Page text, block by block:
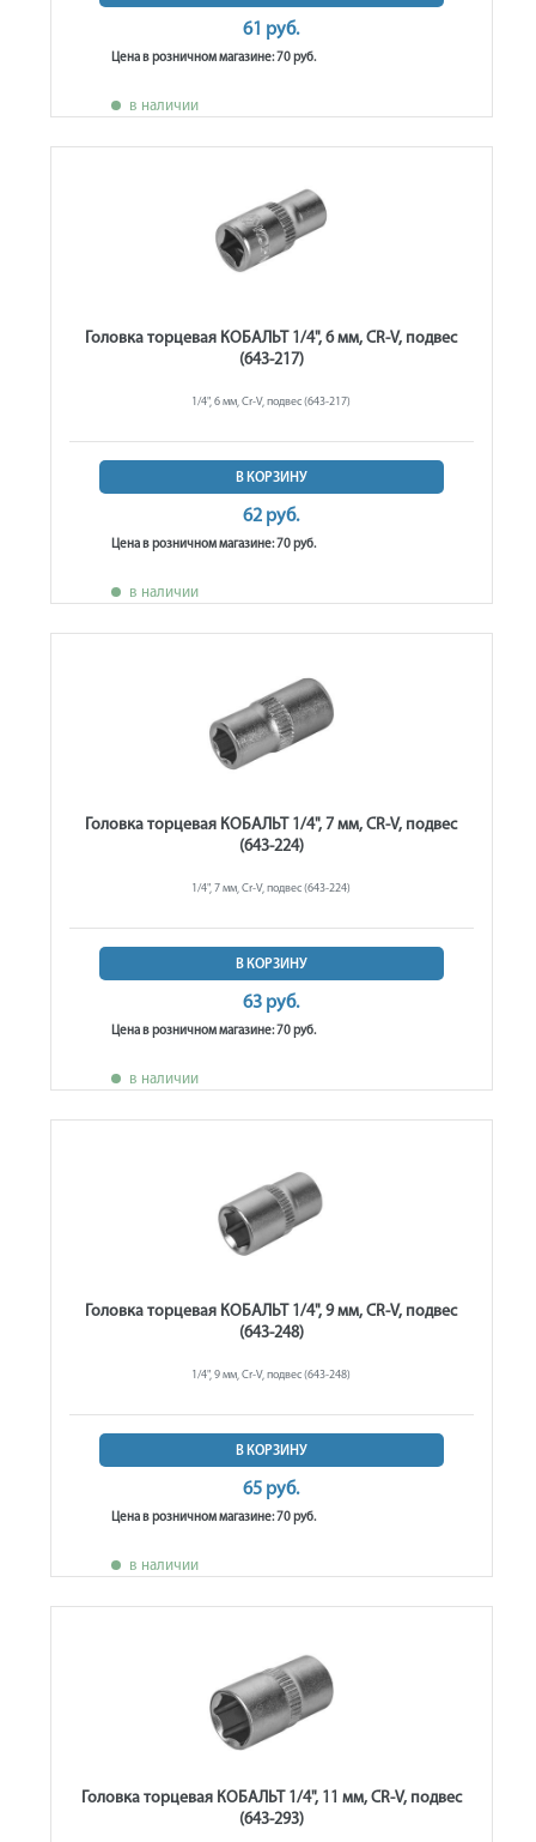
61 руб.
Цена в розничном магазине: 70 руб.
в наличии
Головка торцевая КОБАЛЬТ 1/4", 6 мм, CR-V, подвес
(643-217)
1/4", 6 мм, Cr-V, подвес (643-217)
В КОРЗИНУ
62 руб.
Цена в розничном магазине: 70 руб.
в наличии
Головка торцевая КОБАЛЬТ 1/4", 7 мм, CR-V, подвес
(643-224)
1/4", 7 мм, Cr-V, подвес (643-224)
В КОРЗИНУ
63 руб.
Цена в розничном магазине: 70 руб.
в наличии
Головка торцевая КОБАЛЬТ 1/4", 9 мм, CR-V, подвес
(643-248)
1/4", 9 мм, Cr-V, подвес (643-248)
В КОРЗИНУ
65 руб.
Цена в розничном магазине: 70 руб.
в наличии
Головка торцевая КОБАЛЬТ 1/4", 11 мм, CR-V, подвес
(643-293)